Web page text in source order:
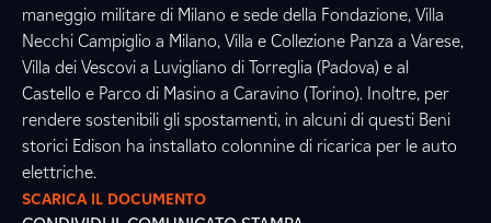
maneggio militare di Milano e sede della Fondazione, Villa
Necchi Campiglio a Milano, Villa e Collezione Panza a Varese,
Villa dei Vescovi a Luvigliano di Torreglia (Padova) e al
Castello e Parco di Masino a Caravino (Torino). Inoltre, per
rendere sostenibili gli spostamenti, in alcuni di questi Beni
storici Edison ha installato colonnine di ricarica per le auto
elettriche.
SCARICA IL DOCUMENTO